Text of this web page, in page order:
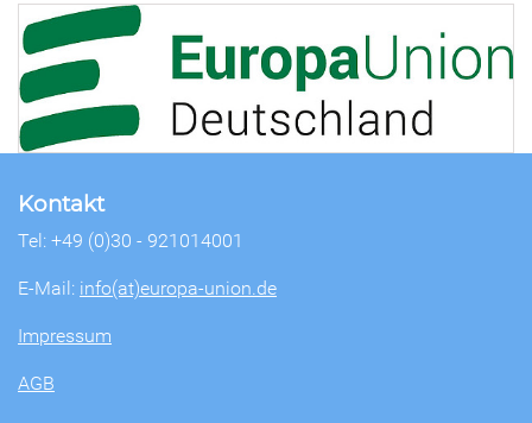
Kontakt
Tel: +49 (0)30 - 921014001
E-Mail: info(at)europa-union.de
Impressum
AGB